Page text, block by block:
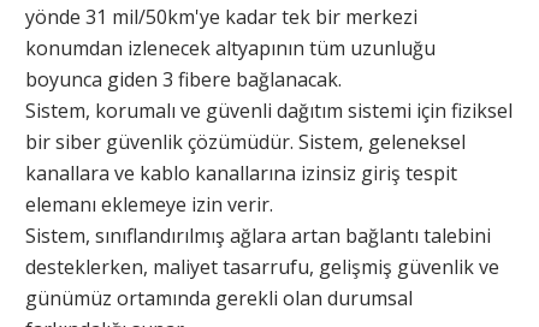
yönde 31 mil/50km'ye kadar tek bir merkezi
konumdan izlenecek altyapının tüm uzunluğu
boyunca giden 3 fibere bağlanacak.
Sistem, korumalı ve güvenli dağıtım sistemi için fiziksel
bir siber güvenlik çözümüdür. Sistem, geleneksel
kanallara ve kablo kanallarına izinsiz giriş tespit
elemanı eklemeye izin verir.
Sistem, sınıflandırılmış ağlara artan bağlantı talebini
desteklerken, maliyet tasarrufu, gelişmiş güvenlik ve
günümüz ortamında gerekli olan durumsal